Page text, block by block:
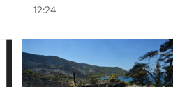
12:24